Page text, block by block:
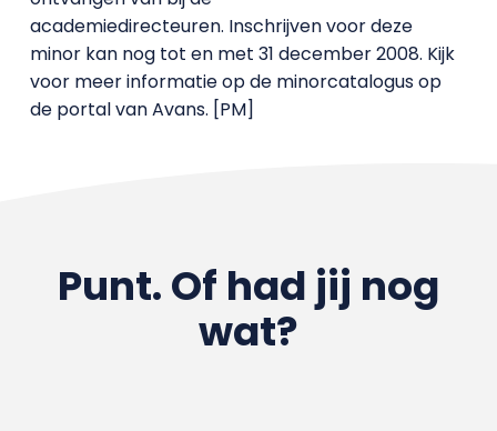
academiedirecteuren. Inschrijven voor deze
minor kan nog tot en met 31 december 2008. Kijk
voor meer informatie op de minorcatalogus op
de portal van Avans. [PM]
Punt. Of had jij nog
wat?